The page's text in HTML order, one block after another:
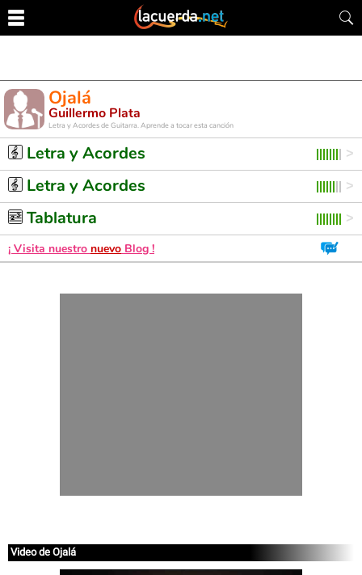
Ojalá
Guillermo Plata
Letra y Acordes de Guitarra. Aprende a tocar esta canción
Letra y Acordes
Letra y Acordes
Tablatura
¡ Visita nuestro nuevo Blog !
Video de Ojalá